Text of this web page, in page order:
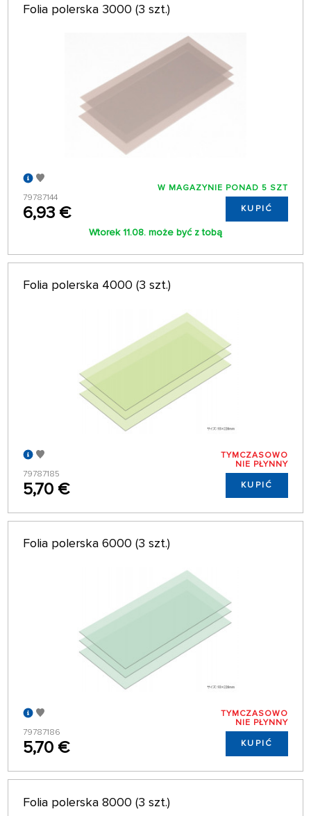
Folia polerska 3000 (3 szt.)
79787144
6,93 €
W MAGAZYNIE PONAD 5 SZT
KUPIĆ
Wtorek 11.08. może być z tobą
Folia polerska 4000 (3 szt.)
79787185
5,70 €
TYMCZASOWO
NIE PŁYNNY
KUPIĆ
Folia polerska 6000 (3 szt.)
79787186
5,70 €
TYMCZASOWO
NIE PŁYNNY
KUPIĆ
Folia polerska 8000 (3 szt.)